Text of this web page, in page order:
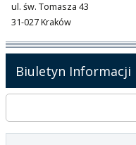
ul. św. Tomasza 43
31-027 Kraków
Biuletyn Informacji